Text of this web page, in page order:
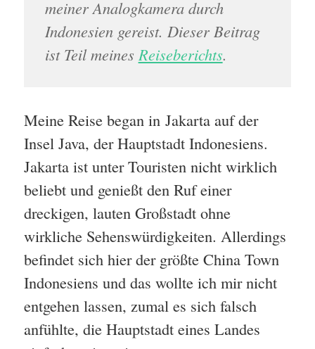
meiner Analogkamera durch
Indonesien gereist. Dieser Beitrag
ist Teil meines Reiseberichts.
Meine Reise began in Jakarta auf der
Insel Java, der Hauptstadt Indonesiens.
Jakarta ist unter Touristen nicht wirklich
beliebt und genießt den Ruf einer
dreckigen, lauten Großstadt ohne
wirkliche Sehenswürdigkeiten. Allerdings
befindet sich hier der größte China Town
Indonesiens und das wollte ich mir nicht
entgehen lassen, zumal es sich falsch
anfühlte, die Hauptstadt eines Landes